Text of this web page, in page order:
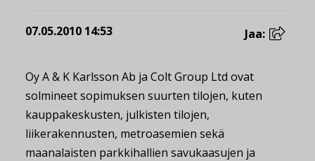
07.05.2010 14:53 Jaa:
Oy A & K Karlsson Ab ja Colt Group Ltd ovat
solmineet sopimuksen suurten tilojen, kuten
kauppakeskusten, julkisten tilojen,
liikerakennusten, metroasemien sekä
maanalaisten parkkihallien savukaasujen ja